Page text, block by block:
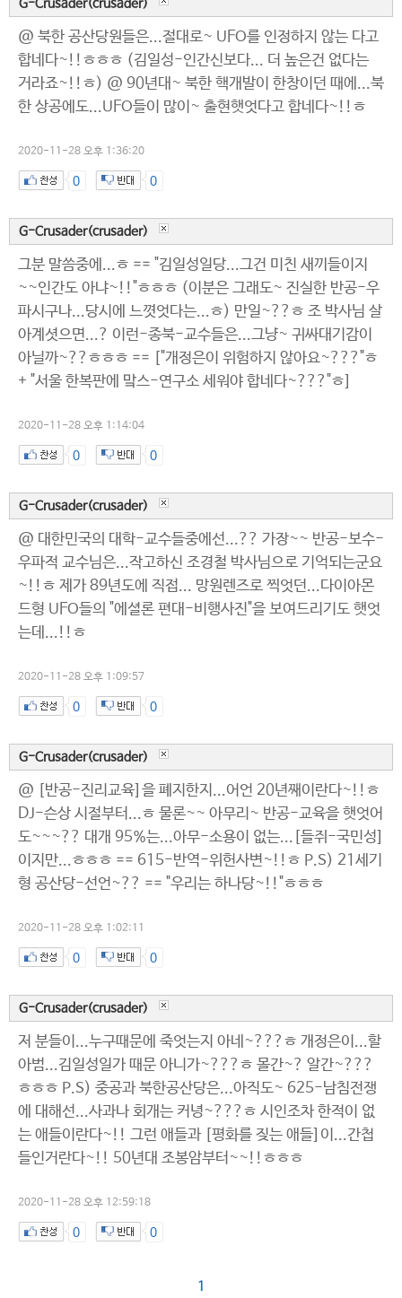
G-Crusader(crusader)
@ 북한 공산당원들은...절대로~ UFO를 인정하지 않는 다고
합네다~!!ㅎㅎㅎ (김일성-인간신보다... 더 높은건 없다는
거라죠~!!ㅎ) @ 90년대~ 북한 핵개발이 한창이던 때에...북
한 상공에도...UFO들이 많이~ 출현햇엇다고 합네다~!!ㅎ
2020-11-28 오후 1:36:20
0 0
G-Crusader(crusader)
그분 말씀중에...ㅎ == "김일성일당...그건 미친 새끼들이지
~~인간도 아냐~!!"ㅎㅎㅎ (이분은 그래도~ 진실한 반공-우
파시구나...당시에 느꼇엇다는...ㅎ) 만일~??ㅎ 조 박사님 살
아계셧으면...? 이런-종북-교수들은...그냥~ 귀싸대기감이
아닐까~??ㅎㅎㅎ == ["개정은이 위험하지 않아요~???"ㅎ
+ "서울 한복판에 맠스-연구소 세워야 합네다~???"ㅎ]
2020-11-28 오후 1:14:04
0 0
G-Crusader(crusader)
@ 대한민국의 대학-교수들중에선...?? 가장~~ 반공-보수-
우파적 교수님은...작고하신 조경철 박사님으로 기억되는군요
~!!ㅎ 제가 89년도에 직접... 망원렌즈로 찍엇던...다이아몬
드형 UFO들의 "에셜론 편대-비행사진"을 보여드리기도 햇엇
는데...!!ㅎ
2020-11-28 오후 1:09:57
0 0
G-Crusader(crusader)
@ [반공-진리교육]을 폐지한지...어언 20년째이란다~!!ㅎ
DJ-슨상 시절부터...ㅎ 물론~~ 아무리~ 반공-교육을 햇엇어
도~~~?? 대개 95%는...아무-소용이 없는...[들쥐-국민성]
이지만...ㅎㅎㅎ == 615-반역-위헌사변~!!ㅎ P.S) 21세기
형 공산당-선언~?? == "우리는 하나당~!!"ㅎㅎㅎ
2020-11-28 오후 1:02:11
0 0
G-Crusader(crusader)
저 분들이...누구때문에 죽엇는지 아네~???ㅎ 개정은이...할
아범...김일성일가 때문 아니가~???ㅎ 몰간~? 알간~???
ㅎㅎㅎ P.S) 중공과 북한공산당은...아직도~ 625-남침전쟁
에 대해선...사과나 회개는 커녕~???ㅎ 시인조차 한적이 없
는 애들이란다~!! 그런 애들과 [평화를 짖는 애들]이...간첩
들인거란다~!! 50년대 조봉암부터~~!!ㅎㅎㅎ
2020-11-28 오후 12:59:18
0 0
1